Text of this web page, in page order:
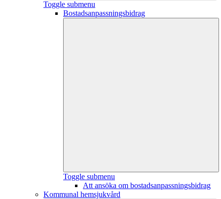
Toggle submenu
Bostadsanpassningsbidrag
Toggle submenu
Att ansöka om bostadsanpassningsbidrag
Kommunal hemsjukvård